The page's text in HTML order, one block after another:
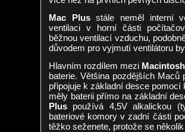
Mac Plusstále neměl interní
ventilaci v horní části
běžnou ventilací vzduchu,
důvodem pro vyjmutí ventilátoru
Hlavním rozdílem mezi
baterie. Většina pozdějších Maců
připojuje k základní desce
měly baterii přímo na základní
Pluspoužívá 4,5V alkalickou
bateriové komory v zadní části
těžko seženete, protože se